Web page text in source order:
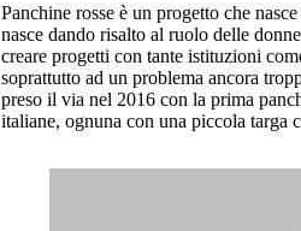
Panchine rosse è un progetto che
nasce dando risalto al ruolo delle
creare progetti con tante istituzioni
soprattutto ad un problema ancora
preso il via nel 2016 con la prima
italiane, ognuna con una piccola targa